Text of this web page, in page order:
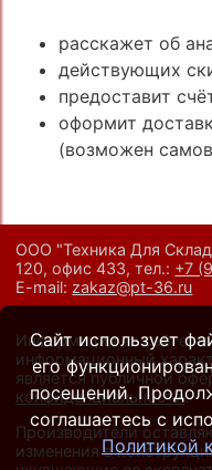
расскажет об
действующих
предоставит
оформит
(возможен
ООО "Техника Для
120, офис 433,тел.: +7
E-mail: zakaz@pt-36.ru
Информация на сайте
информационный
является публичной
конфиденциальности.
Производители
изменения в
Сайт использует
его
посещений.
соглашаетесь с
Политикой